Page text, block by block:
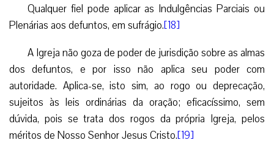
Qualquer fiel pode aplicar as Indulgências Parciais ou
Plenárias aos defuntos, em sufrágio.[18]
A Igreja não goza de poder de jurisdição sobre as almas
dos defuntos, e por isso não aplica seu poder com
autoridade. Aplica-se, isto sim, ao rogo ou deprecação,
sujeitos às leis ordinárias da oração; eficacíssimo, sem
dúvida, pois se trata dos rogos da própria Igreja, pelos
méritos de Nosso Senhor Jesus Cristo.[19]